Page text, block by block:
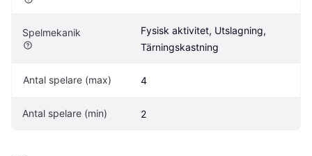
Spelmekanik
Fysisk aktivitet, Utslagning,
Tärningskastning
Antal spelare (max) 4
Antal spelare (min) 2